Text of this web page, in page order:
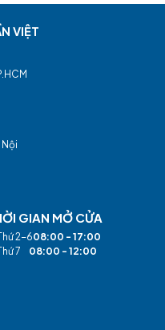
VIỆT
Nội
GIAN MỞ CỬA
2-608:00 - 17:00
7 08:00 - 12:00